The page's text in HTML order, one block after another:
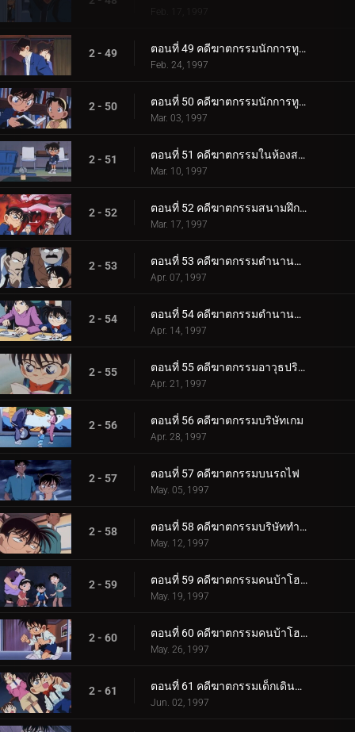
Feb. 17, 1997
2 - 49 ตอนที่ 49 คดีฆาตกรรมนักการทูต (ตอนแรก)
Feb. 24, 1997
2 - 50 ตอนที่ 50 คดีฆาตกรรมนักการทูต (ตอนจบ)
Mar. 03, 1997
2 - 51 ตอนที่ 51 คดีฆาตกรรมในห้องสมุด
Mar. 10, 1997
2 - 52 ตอนที่ 52 คดีฆาตกรรมสนามฝึกซ้อมกอล์ฟ
Mar. 17, 1997
2 - 53 ตอนที่ 53 คดีฆาตกรรมตำนานคิริเทนงู (ตอนพิเศษ ตอนแรก)
Apr. 07, 1997
2 - 54 ตอนที่ 54 คดีฆาตกรรมตำนานคิริเทนงู (ตอนพิเศษ ตอนจบ)
Apr. 14, 1997
2 - 55 ตอนที่ 55 คดีฆาตกรรมอาวุธปริศนา
Apr. 21, 1997
2 - 56 ตอนที่ 56 คดีฆาตกรรมบริษัทเกม
Apr. 28, 1997
2 - 57 ตอนที่ 57 คดีฆาตกรรมบนรถไฟ
May. 05, 1997
2 - 58 ตอนที่ 58 คดีฆาตกรรมบริษัททำความสะอาด
May. 12, 1997
2 - 59 ตอนที่ 59 คดีฆาตกรรมคนบ้าโฮล์มส์ (ตอนแรก)
May. 19, 1997
2 - 60 ตอนที่ 60 คดีฆาตกรรมคนบ้าโฮล์มส์ (ตอนจบ)
May. 26, 1997
2 - 61 ตอนที่ 61 คดีฆาตกรรมเด็กเดินจ่ายตลาด
Jun. 02, 1997